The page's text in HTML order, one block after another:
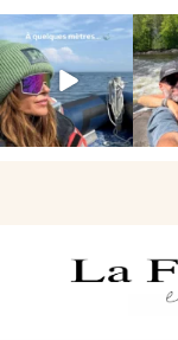
Voir une baleine
en photo, c’est
impressionnant
🐋...
Les